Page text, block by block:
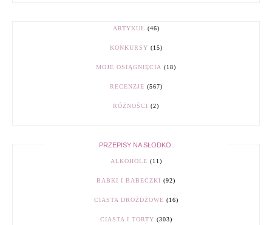
ARTYKUŁ (46)
KONKURSY (15)
MOJE OSIĄGNIĘCIA (18)
RECENZJE (567)
RÓŻNOŚCI (2)
PRZEPISY NA SŁODKO:
ALKOHOLE (11)
BABKI I BABECZKI (92)
CIASTA DROŻDŻOWE (16)
CIASTA I TORTY (303)